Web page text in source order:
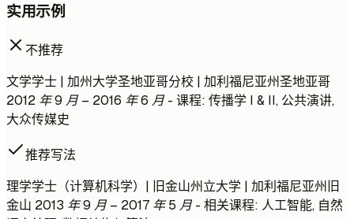
实用示例
不推荐
文学学士 | 加州大学圣地亚哥分校 | 加利福尼亚州圣地亚哥
2012 年 9 月 – 2016 年 6 月- 课程: 传播学 I & II, 公共演讲,
大众传媒史
推荐写法
理学学士（计算机科学）| 旧金山州立大学 | 加利福尼亚州旧
金山 2013 年 9 月 – 2017 年 5 月- 相关课程: 人工智能, 自然